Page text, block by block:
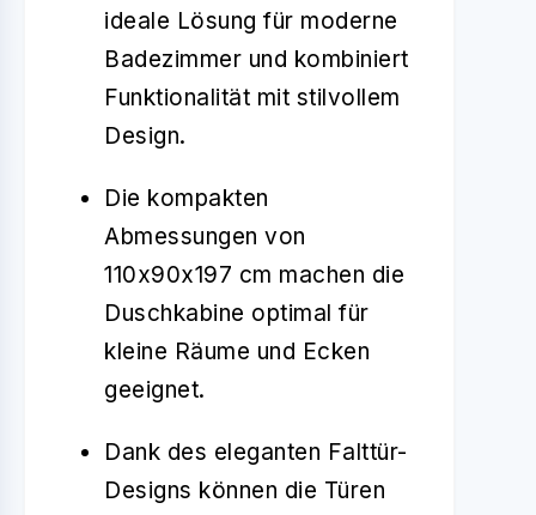
ideale Lösung für moderne
Badezimmer und kombiniert
Funktionalität mit stilvollem
Design.
Die kompakten
Abmessungen von
110x90x197 cm machen die
Duschkabine optimal für
kleine Räume und Ecken
geeignet.
Dank des eleganten Falttür-
Designs können die Türen